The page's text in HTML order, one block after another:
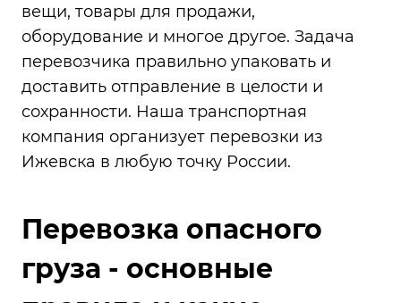
вещи, товары для продажи,
оборудование и многое другое. Задача
перевозчика правильно упаковать и
доставить отправление в целости и
сохранности. Наша транспортная
компания организует перевозки из
Ижевска в любую точку России.
Перевозка опасного
груза - основные